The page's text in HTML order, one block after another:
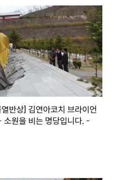
반상] 김연아코치 브라이언
소원을 비는 명당입니다. -